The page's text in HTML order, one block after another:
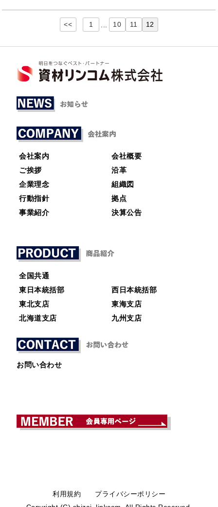
<< 1 ... 10 11 12
会社案内
ご挨拶
企業理念
行動指針
事業紹介
会社概要
沿革
組織図
拠点
決算公告
全国共通
東日本統括部
東北支店
北海道支店
西日本統括部
東海支店
九州支店
お問い合わせ
利用規約
プライバシーポリシー